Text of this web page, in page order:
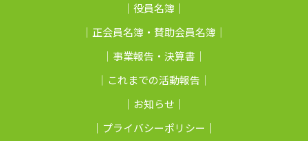
役員名簿
正会員名簿・賛助会員名簿
事業報告・決算書
これまでの活動報告
お知らせ
プライバシーポリシー